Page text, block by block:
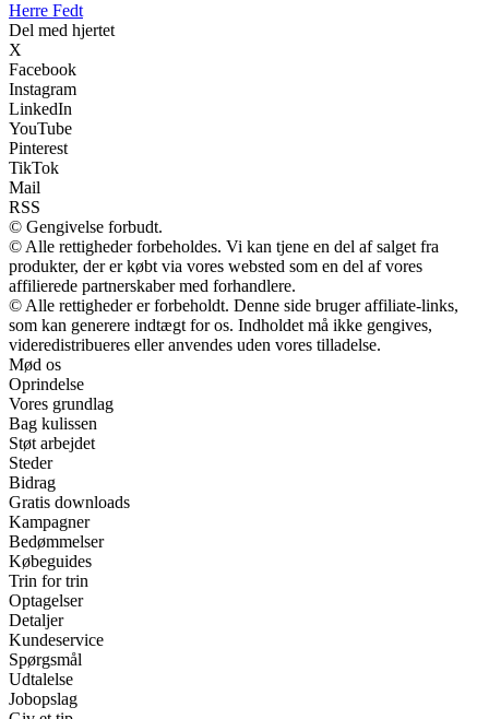
Herre Fedt
Del med hjertet
X
Facebook
Instagram
LinkedIn
YouTube
Pinterest
TikTok
Mail
RSS
© Gengivelse forbudt.
© Alle rettigheder forbeholdes. Vi kan tjene en del af salget fra
produkter, der er købt via vores websted som en del af vores
affilierede partnerskaber med forhandlere.
© Alle rettigheder er forbeholdt. Denne side bruger affiliate-links,
som kan generere indtægt for os. Indholdet må ikke gengives,
videredistribueres eller anvendes uden vores tilladelse.
Mød os
Oprindelse
Vores grundlag
Bag kulissen
Støt arbejdet
Steder
Bidrag
Gratis downloads
Kampagner
Bedømmelser
Købeguides
Trin for trin
Optagelser
Detaljer
Kundeservice
Spørgsmål
Udtalelse
Jobopslag